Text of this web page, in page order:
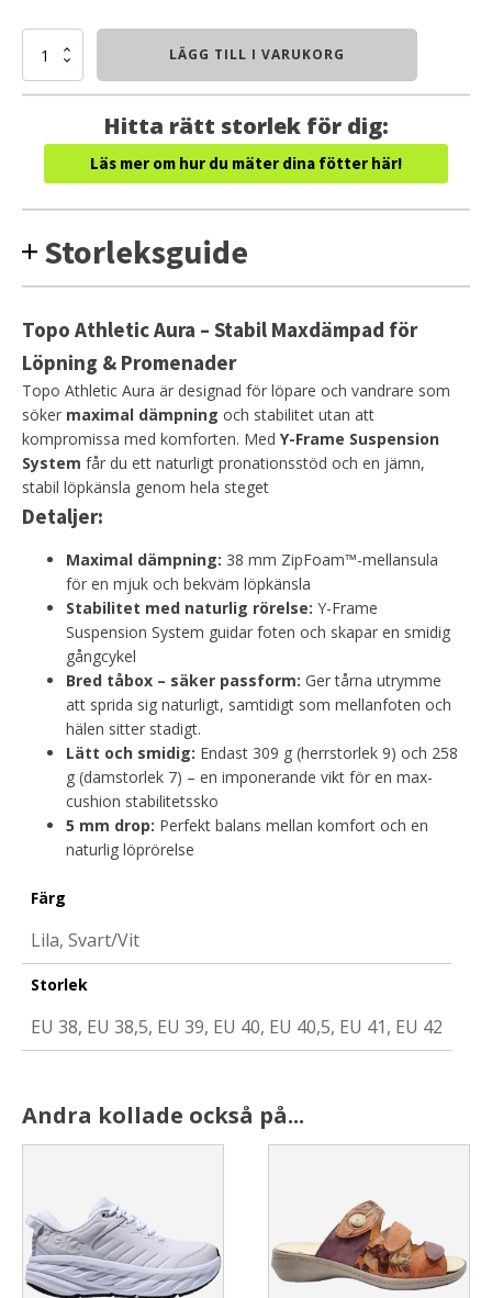
Topo
WIDE
LÄGG TILL I VARUKORG
Hitta rätt storlek för dig:
Läs mer om hur du mäter dina fötter här!
Storleksguide
Topo Athletic Aura – Stabil Maxdämpad för
Löpning & Promenader
Topo Athletic Aura är designad för löpare och vandrare som
söker maximal dämpning och stabilitet utan att
kompromissa med komforten. Med Y-Frame Suspension
System får du ett naturligt pronationsstöd och en jämn,
stabil löpkänsla genom hela steget
Detaljer:
Maximal dämpning: 38 mm ZipFoam™-mellansula
för en mjuk och bekväm löpkänsla
Stabilitet med naturlig rörelse: Y-Frame
Suspension System guidar foten och skapar en smidig
gångcykel
Bred tåbox – säker passform: Ger tårna utrymme
att sprida sig naturligt, samtidigt som mellanfoten och
hälen sitter stadigt.
Lätt och smidig: Endast 309 g (herrstorlek 9) och 258
g (damstorlek 7) – en imponerande vikt för en max-
cushion stabilitetssko
5 mm drop: Perfekt balans mellan komfort och en
naturlig löprörelse
Färg
Lila, Svart/Vit
Storlek
EU 38, EU 38,5, EU 39, EU 40, EU 40,5, EU 41, EU 42
Andra kollade också på...
multiple
variants.
The
variants.
The